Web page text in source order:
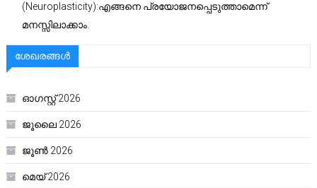
(Neuroplasticity):എങ്ങനെ പ്രയോജനപ്പെടുത്താമെന്ന്
മനസ്സിലാക്കാം.
ശേഖരങ്ങൾ
ഓഗസ്റ്റ്‌ 2026
ജൂലൈ 2026
ജൂൺ 2026
മെയ്‌ 2026